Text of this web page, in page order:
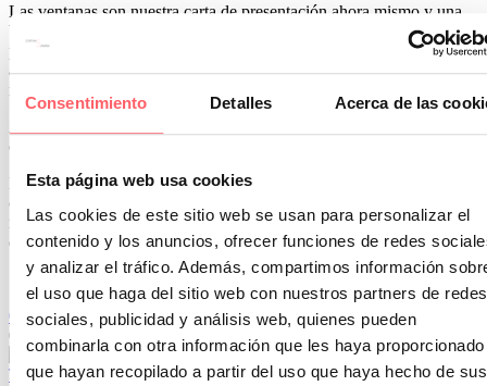
Consentimiento Detalles Acerca de las
Esta página web usa cookies
Las cookies de este sitio web se usan para personalizar el
contenido y los anuncios, ofrecer funciones de redes
y analizar el tráfico. Además, compartimos información
el uso que haga del sitio web con nuestros partners de redes
sociales, publicidad y análisis web, quienes pueden
combinarla con otra información que les haya proporcionado
que hayan recopilado a partir del uso que haya hecho de sus
Las ventanas son nuestra carta de presentación ahora mismo y una
buena elección de las cortinas es muy importante. Ahora que
pasamos mucho más tiempo en casa, nos apetece crear una
atmósfera agradable. Para pasar tiempo en familia y trabajar de
manera relajada.
esa renovación.
En primer lugar elegiremos el tejido. Lo ideal son textiles livianos y
con buena caída. Preferiblemente en tonos blanco, crudos y
naturales. Para que nos permitirá aprovechar al máximo la entrada
de luz natural.
Si prefieres elegir un color hay dos tendencias
0
0
03 Abr 2020
Tendencia en visillos. Telas con bajo de color